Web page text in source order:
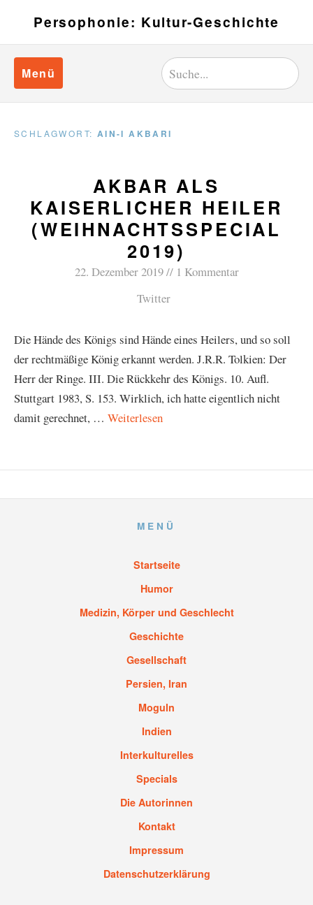
Persophonie: Kultur-Geschichte
Menü
SCHLAGWORT: AIN-I AKBARI
AKBAR ALS
KAISERLICHER HEILER
(WEIHNACHTSSPECIAL
2019)
22. Dezember 2019
1 Kommentar
Twitter
Die Hände des Königs sind Hände eines Heilers, und so soll
der rechtmäßige König erkannt werden. J.R.R. Tolkien: Der
Herr der Ringe. III. Die Rückkehr des Königs. 10. Aufl.
Stuttgart 1983, S. 153. Wirklich, ich hatte eigentlich nicht
damit gerechnet, … Weiterlesen
MENÜ
Startseite
Humor
Medizin, Körper und Geschlecht
Geschichte
Gesellschaft
Persien, Iran
Moguln
Indien
Interkulturelles
Specials
Die Autorinnen
Kontakt
Impressum
Datenschutzerklärung